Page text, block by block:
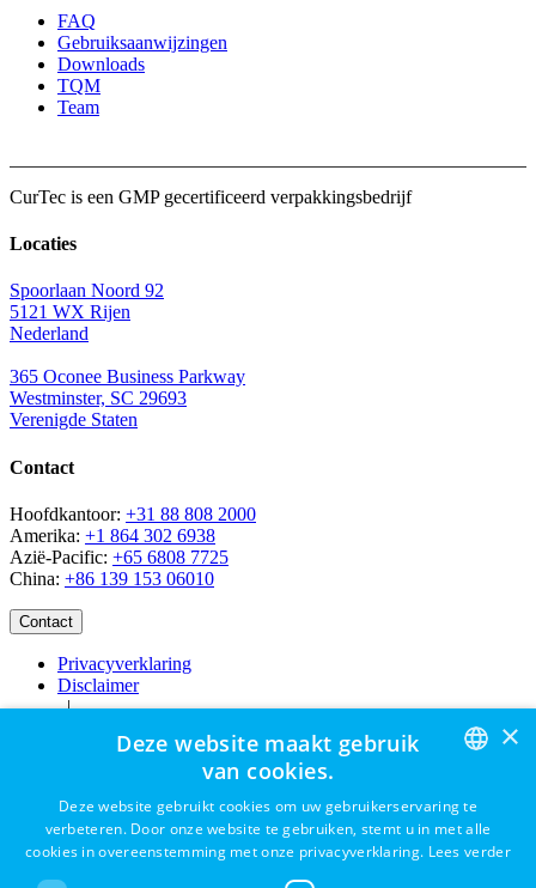
FAQ
Gebruiksaanwijzingen
Downloads
TQM
Team
CurTec is een GMPgecertificeerd verpakkingsbedrijf
Locaties
Spoorlaan Noord 92
5121 WX Rijen
Nederland
365 Oconee Business Parkway
Westminster, SC 29693
Verenigde Staten
Contact
Hoofdkantoor: +31 88 808 2000
Amerika: +1 864 302 6938
Azië-Pacific: +65 6808 7725
China: +86 139 153 06010
Privacyverklaring
Disclaimer
|
Contact
ENGLISH
×
Deze website maakt gebruik
van cookies.
Deze website gebruikt cookies om uw gebruikerservaring te
verbeteren. Door onze website te gebruiken, stemt u in met alle
cookies in overeenstemming met onze privacyverklaring. Lees verder